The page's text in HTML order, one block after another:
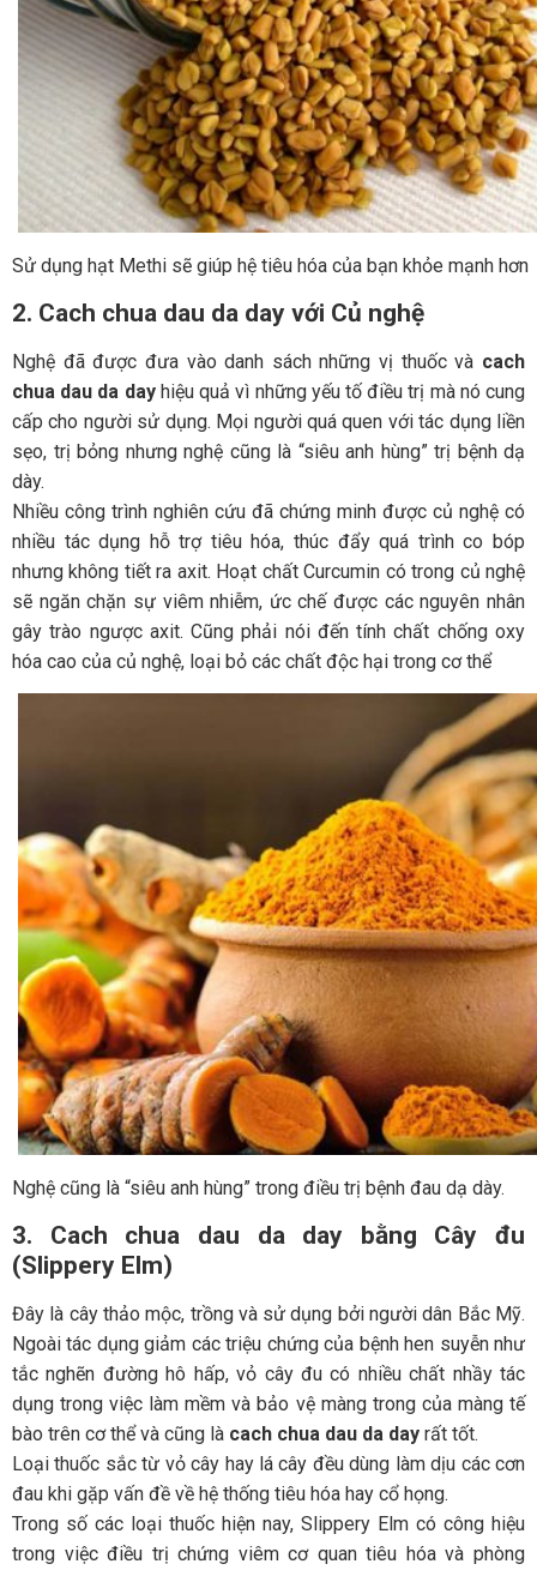
Sử dụng hạt Methi sẽ giúp hệ tiêu hóa của bạn khỏe mạnh hơn
2. Cach chua dau da day với Củ nghệ
Nghệ đã được đưa vào danh sách những vị thuốc và cach
chua dau da dayhiệu quả vì những yếu tố điều trị mà nó cung
cấp cho người sử dụng. Mọi người quá quen với tác dụng liền
sẹo, trị bỏng nhưng nghệ cũng là “siêu anh hùng” trị bệnh dạ
dày.
Nhiều công trình nghiên cứu đã chứng minh được củ nghệ có
nhiều tác dụng hỗ trợ tiêu hóa, thúc đẩy quá trình co bóp
nhưng không tiết ra axit. Hoạt chất Curcumin có trong củ nghệ
sẽ ngăn chặn sự viêm nhiễm, ức chế được các nguyên nhân
gây trào ngược axit. Cũng phải nói đến tính chất chống oxy
hóa cao của củ nghệ, loại bỏ các chất độc hại trong cơ thể
Nghệ cũng là “siêu anh hùng” trong điều trị bệnh đau dạ dày.
3. Cach chua dau da day bằng
Cây đu
(Slippery Elm)
Đây là cây thảo mộc, trồng và sử dụng bởi người dân Bắc Mỹ.
Ngoài tác dụng giảm các triệu chứng của bệnh hen suyễn như
tắc nghẽn đường hô hấp, vỏ cây đu có nhiều chất nhầy tác
dụng trong việc làm mềm và bảo vệ màng trong của màng tế
bào trên cơ thể và cũng là cach chua dau da day rất tốt.
Loại thuốc sắc từ vỏ cây hay lá cây đều dùng làm dịu các cơn
đau khi gặp vấn đề về hệ thống tiêu hóa hay cổ họng.
Trong số các loại thuốc hiện nay, Slippery Elm có công hiệu
trong việc điều trị chứng viêm cơ quan tiêu hóa và phòng